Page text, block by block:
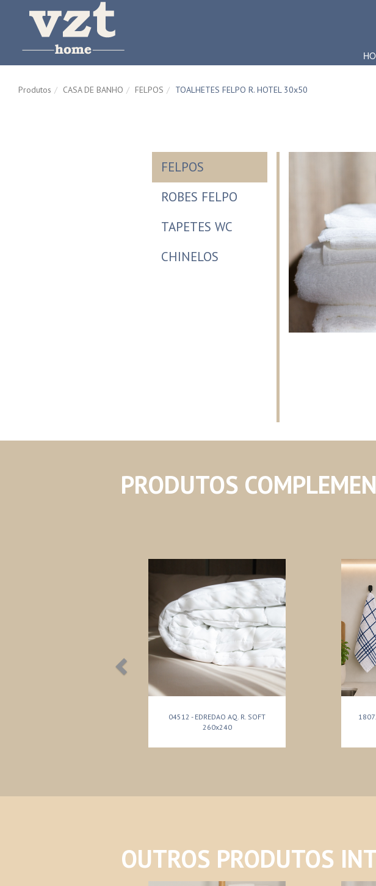
Produtos CASA DE BANHO FELPOS TOALHETES FELPO R. HOTEL 30x50
FELPOS
ROBES FELPO
TAPETES WC
CHINELOS
PRODUTOS
04512 - EDREDAO AQ. R. SOFT
260x240
OUTROS PRODUTOS